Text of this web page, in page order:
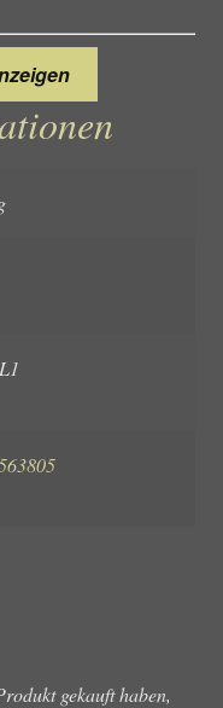
gekauft haben,